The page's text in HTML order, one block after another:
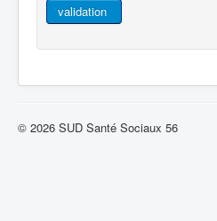
© 2026 SUD Santé Sociaux 56